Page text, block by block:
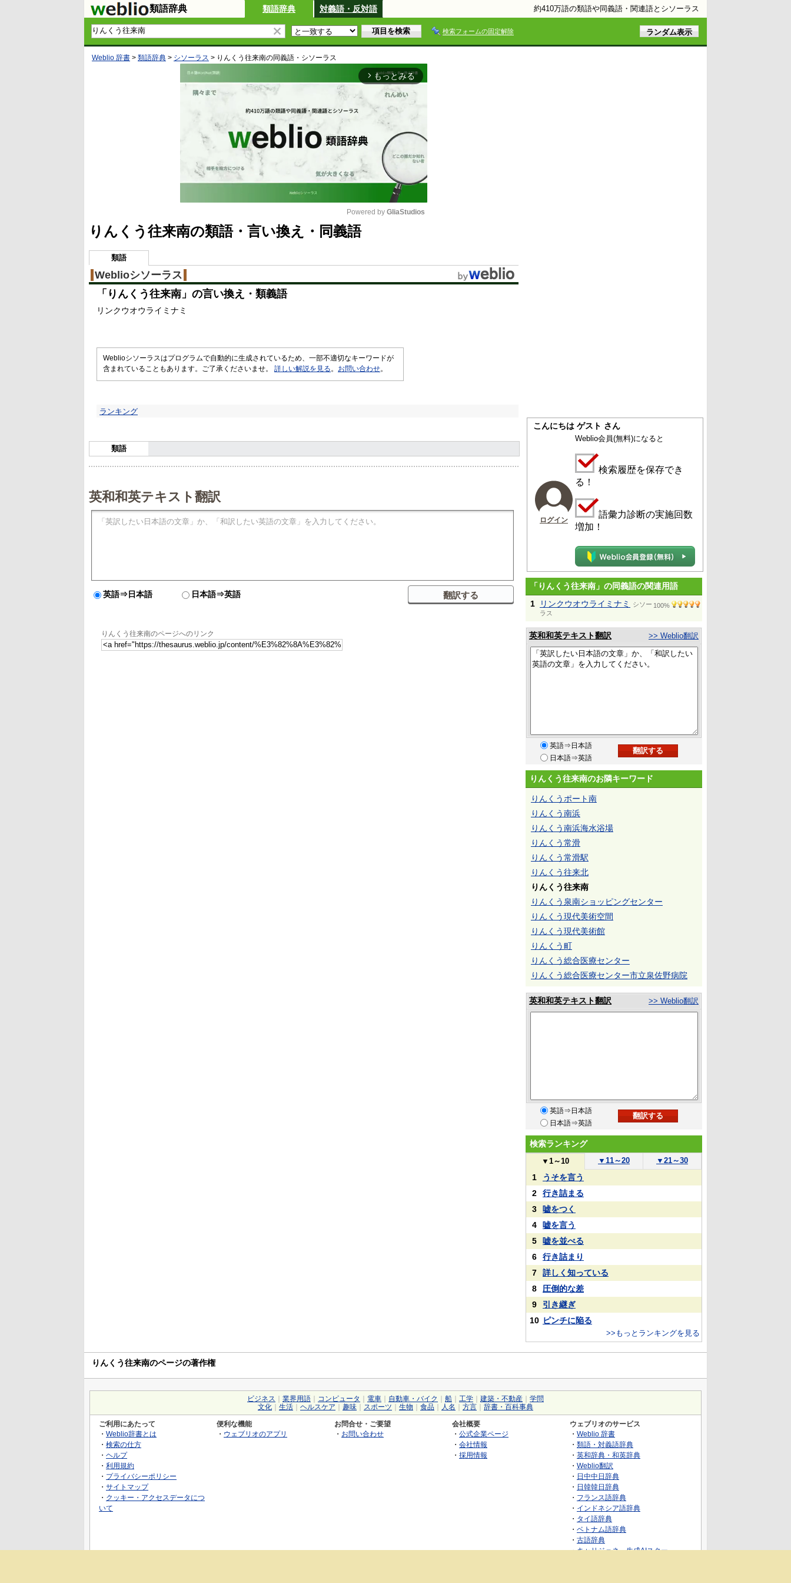
類語辞典 類語辞典 対義語・反対語 約410万語の類語や同義語・関連語とシソーラス
検索フォームの固定解除
Weblio 辞書 > 類語辞典 > シソーラス > りんくう往来南の同義語・シソーラス
arrow_forward_ios もっとみる
Powered by GliaStudios
りんくう往来南の類語・言い換え・同義語
類語
Weblioシソーラス
「 りんくう往来南 」の言い換え・類義語
リンクウオウライミナミ
Weblioシソーラスはプログラムで自動的に生成されているため、一部不適切なキーワードが
含まれていることもあります。ご了承くださいませ。 詳しい解説を見る 。 お問い合わせ。
ランキング
類語
英和和英テキスト翻訳
英語⇒日本語 日本語⇒英語
りんくう往来南のページへのリンク
こんにちは ゲスト さん
ログイン
Weblio会員(無料)になると
検索履歴を保存でき
る！
語彙力診断の実施回数
増加！
「りんくう往来南」の同義語の関連用語
1
リンクウオウライミナミ
シソー
ラス
100%
英和和英テキスト翻訳 >> Weblio翻訳
英語⇒日本語
日本語⇒英語
りんくう往来南のお隣キーワード
りんくうポート南
りんくう南浜
りんくう南浜海水浴場
りんくう常滑
りんくう常滑駅
りんくう往来北
りんくう往来南
りんくう泉南ショッピングセンター
りんくう現代美術空間
りんくう現代美術館
りんくう町
りんくう総合医療センター
りんくう総合医療センター市立泉佐野病院
英和和英テキスト翻訳 >> Weblio翻訳
英語⇒日本語
日本語⇒英語
検索ランキング
▼ 1～10 ▼ 11～20 ▼ 21～30
1
うそを言う
2
行き詰まる
3
嘘をつく
4
嘘を言う
5
嘘を並べる
6
行き詰まり
7
詳しく知っている
8
圧倒的な差
9
引き継ぎ
10 ピンチに陥る
>>もっとランキングを見る
りんくう往来南のページの著作権
ビジネス 業界用語 コンピュータ 電車 自動車・バイク 船 工学 建築・不動産
学問
文化
生活 ヘルスケア 趣味 スポーツ 生物 食品 人名 方言 辞書・百科事典
ご利用にあたって
・ Weblio辞書とは
・ 検索の仕方
・ ヘルプ
・ 利用規約
・ プライバシーポリシー
・ サイトマップ
・ クッキー・アクセスデータにつ
いて
便利な機能
・ ウェブリオのアプリ
お問合せ・ご要望
・ お問い合わせ
会社概要
・ 公式企業ページ
・ 会社情報
・ 採用情報
ウェブリオのサービス
・ Weblio 辞書
・ 類語・対義語辞典
・ 英和辞典・和英辞典
・ Weblio翻訳
・ 日中中日辞典
・ 日韓韓日辞典
・ フランス語辞典
・ インドネシア語辞典
・ タイ語辞典
・ ベトナム語辞典
・ 古語辞典
・キャリジェネ～生成AIスクー